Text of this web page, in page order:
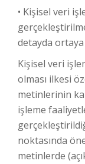
• Kişisel veri
detayda ortaya
Kişisel veri
olması ilkesi
metinlerinin
işleme
noktasında
metinlerde